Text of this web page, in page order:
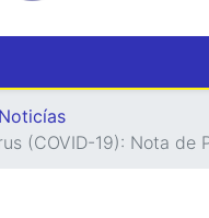
Noticías
(COVID-19): Nota de